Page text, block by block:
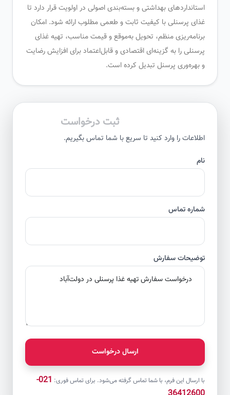
استانداردهای بهداشتی و بسته‌بندی اصولی در اولویت قرار دارد تا
غذای پرسنلی با کیفیت ثابت و طعمی مطلوب ارائه شود. امکان
برنامه‌ریزی منظم، تحویل به‌موقع و قیمت مناسب، تهیه غذای
پرسنلی را به گزینه‌ای اقتصادی و قابل‌اعتماد برای افزایش رضایت
و بهره‌وری پرسنل تبدیل کرده است.
ثبت درخواست
اطلاعات را وارد کنید تا سریع با شما تماس بگیریم.
شماره تماس
توضیحات سفارش
ارسال درخواست
با ارسال این فرم، با شما تماس گرفته می‌شود. برای تماس فوری:
021-